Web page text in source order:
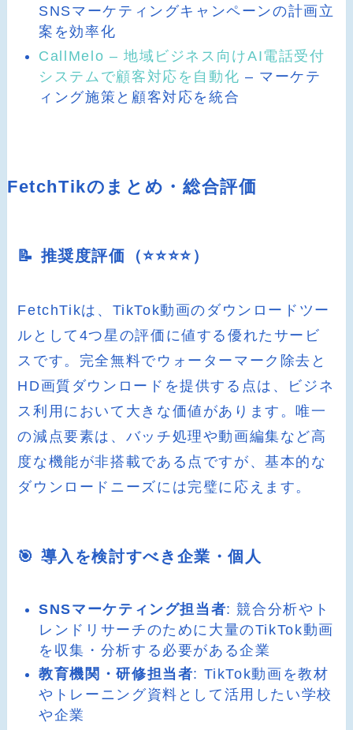
SNSマーケティングキャンペーンの計画立
案を効率化
CallMelo – 地域ビジネス向けAI電話受付
システムで顧客対応を自動化 – マーケテ
ィング施策と顧客対応を統合
FetchTikのまとめ・総合評価
📝 推奨度評価（⭐️⭐️⭐️⭐️）
FetchTikは、TikTok動画のダウンロードツー
ルとして4つ星の評価に値する優れたサービ
スです。完全無料でウォーターマーク除去と
HD画質ダウンロードを提供する点は、ビジネ
ス利用において大きな価値があります。唯一
の減点要素は、バッチ処理や動画編集など高
度な機能が非搭載である点ですが、基本的な
ダウンロードニーズには完璧に応えます。
🎯 導入を検討すべき企業・個人
SNSマーケティング担当者: 競合分析やト
レンドリサーチのために大量のTikTok動画
を収集・分析する必要がある企業
教育機関・研修担当者: TikTok動画を教材
やトレーニング資料として活用したい学校
や企業